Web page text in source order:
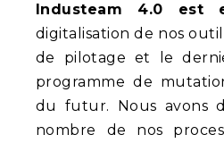
Industeam 4.0 est
digitalisation de nos
de pilotage et le
programme de
du futur. Nous avons
nombre de nos